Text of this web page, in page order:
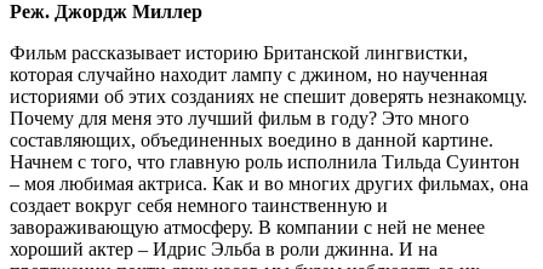
Реж. Джордж Миллер
Фильм рассказывает историю Британской лингвистки,
которая случайно находит лампу с джином, но наученная
историями об этих созданиях не спешит доверять незнакомцу.
Почему для меня это лучший фильм в году? Это много
составляющих, объединенных воедино в данной картине.
Начнем с того, что главную роль исполнила Тильда Суинтон
– моя любимая актриса. Как и во многих других фильмах, она
создает вокруг себя немного таинственную и
завораживающую атмосферу. В компании с ней не менее
хороший актер – Идрис Эльба в роли джинна. И на